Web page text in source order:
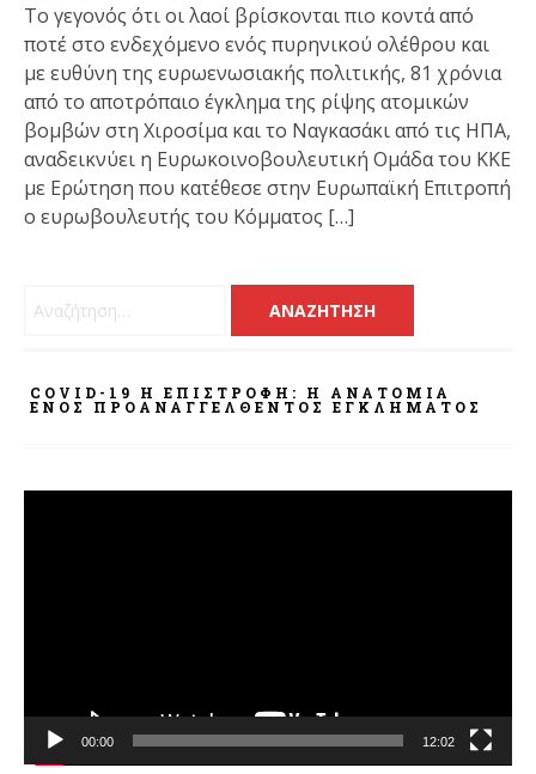
To γεγονός ότι οι λαοί βρίσκονται πιο κοντά από
ποτέ στο ενδεχόμενο ενός πυρηνικού ολέθρου και
με ευθύνη της ευρωενωσιακής πολιτικής, 81 χρόνια
από το αποτρόπαιο έγκλημα της ρίψης ατομικών
βομβών στη Χιροσίμα και το Ναγκασάκι από τις ΗΠΑ,
αναδεικνύει η Ευρωκοινοβουλευτική Ομάδα του ΚΚΕ
με Ερώτηση που κατέθεσε στην Ευρωπαϊκή Επιτροπή
ο ευρωβουλευτής του Κόμματος […]
Αναζήτηση για:
COVID-19 Η ΕΠΙΣΤΡΟΦΗ: Η ΑΝΑΤΟΜΊΑ
ΕΝΌΣ ΠΡΟΑΝΑΓΓΕΛΘΈΝΤΟΣ ΕΓΚΛΉΜΑΤΟΣ
00:00 12:02